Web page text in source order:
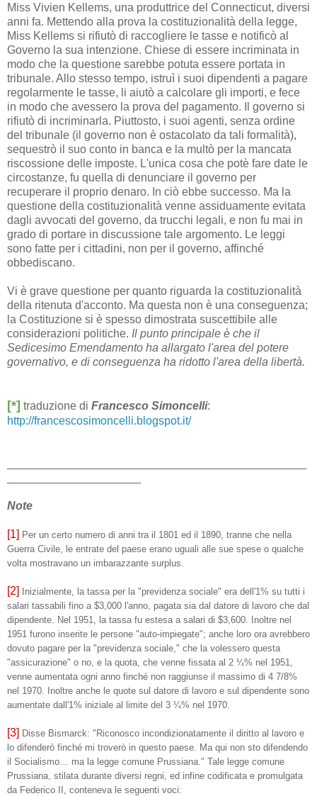
Miss Vivien Kellems, una produttrice del Connecticut, diversi
anni fa. Mettendo alla prova la costituzionalità della legge,
Miss Kellems si rifiutò di raccogliere le tasse e notificò al
Governo la sua intenzione. Chiese di essere incriminata in
modo che la questione sarebbe potuta essere portata in
tribunale. Allo stesso tempo, istruì i suoi dipendenti a pagare
regolarmente le tasse, li aiutò a calcolare gli importi, e fece
in modo che avessero la prova del pagamento. Il governo si
rifiutò di incriminarla. Piuttosto, i suoi agenti, senza ordine
del tribunale (il governo non è ostacolato da tali formalità),
sequestrò il suo conto in banca e la multò per la mancata
riscossione delle imposte. L'unica cosa che potè fare date le
circostanze, fu quella di denunciare il governo per
recuperare il proprio denaro. In ciò ebbe successo. Ma la
questione della costituzionalità venne assiduamente evitata
dagli avvocati del governo, da trucchi legali, e non fu mai in
grado di portare in discussione tale argomento. Le leggi
sono fatte per i cittadini, non per il governo, affinché
obbediscano.
Vi è grave questione per quanto riguarda la costituzionalità
della ritenuta d'acconto. Ma questa non è una conseguenza;
la Costituzione si è spesso dimostrata suscettibile alle
considerazioni politiche. Il punto principale è che il
Sedicesimo Emendamento ha allargato l'area del potere
governativo, e di conseguenza ha ridotto l'area della libertà.
[*] traduzione di Francesco Simoncelli:
http://francescosimoncelli.blogspot.it/
Note
[1] Per un certo numero di anni tra il 1801 ed il 1890, tranne che nella
Guerra Civile, le entrate del paese erano uguali alle sue spese o qualche
volta mostravano un imbarazzante surplus.
[2]
Inizialmente, la tassa per la "previdenza sociale" era dell'1% su tutti i
salari tassabili fino a $3,000 l'anno, pagata sia dal datore di lavoro che dal
dipendente. Nel 1951, la tassa fu estesa a salari di $3,600. Inoltre nel
1951 furono inserite le persone "auto-impiegate"; anche loro ora avrebbero
dovuto pagare per la "previdenza sociale," che la volessero questa
"assicurazione" o no, e la quota, che venne fissata al 2 ¼% nel 1951,
venne aumentata ogni anno finché non raggiunse il massimo di 4 7/8%
nel 1970. Inoltre anche le quote sul datore di lavoro e sul dipendente sono
aumentate dall'1% iniziale al limite del 3 ¼% nel 1970.
[3] Disse Bismarck: "Riconosco incondizionatamente il diritto al lavoro e
lo difenderò finché mi troverò in questo paese. Ma qui non sto difendendo
il Socialismo… ma la legge comune Prussiana." Tale legge comune
Prussiana, stilata durante diversi regni, ed infine codificata e promulgata
da Federico II, conteneva le seguenti voci: